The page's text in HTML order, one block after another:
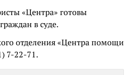
«Центра» готовы
в суде.
отделения «Центра помощи
7-22-71.